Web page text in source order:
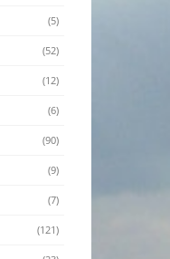
(5)
(52)
(12)
(6)
(90)
(9)
(7)
(121)